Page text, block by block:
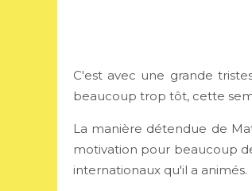
C'est avec une grande
beaucoup trop tôt, cette
La manière détendue de
motivation pour beaucoup
internationaux qu'il a animés.